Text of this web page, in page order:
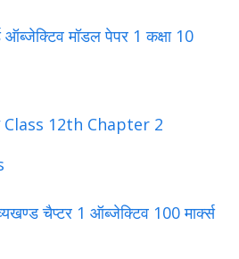
ऑब्जेक्टिव मॉडल पेपर 1 कक्षा 10
Class 12th Chapter 2
चैप्टर 1 ऑब्जेक्टिव 100 मार्क्स